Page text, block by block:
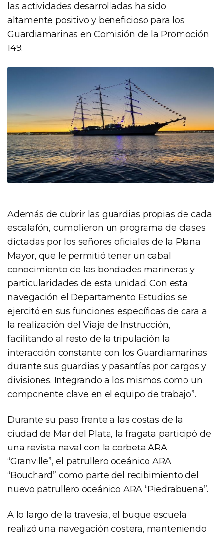
las actividades desarrolladas ha sido
altamente positivo y beneficioso para los
Guardiamarinas en Comisión de la Promoción
149.
Además de cubrir las guardias propias de cada
escalafón, cumplieron un programa de clases
dictadas por los señores oficiales de la Plana
Mayor, que le permitió tener un cabal
conocimiento de las bondades marineras y
particularidades de esta unidad. Con esta
navegación el Departamento Estudios se
ejercitó en sus funciones específicas de cara a
la realización del Viaje de Instrucción,
facilitando al resto de la tripulación la
interacción constante con los Guardiamarinas
durante sus guardias y pasantías por cargos y
divisiones. Integrando a los mismos como un
componente clave en el equipo de trabajo”.
Durante su paso frente a las costas de la
ciudad de Mar del Plata, la fragata participó de
una revista naval con la corbeta ARA
“Granville”, el patrullero oceánico ARA
“Bouchard” como parte del recibimiento del
nuevo patrullero oceánico ARA “Piedrabuena”.
A lo largo de la travesía, el buque escuela
realizó una navegación costera, manteniendo